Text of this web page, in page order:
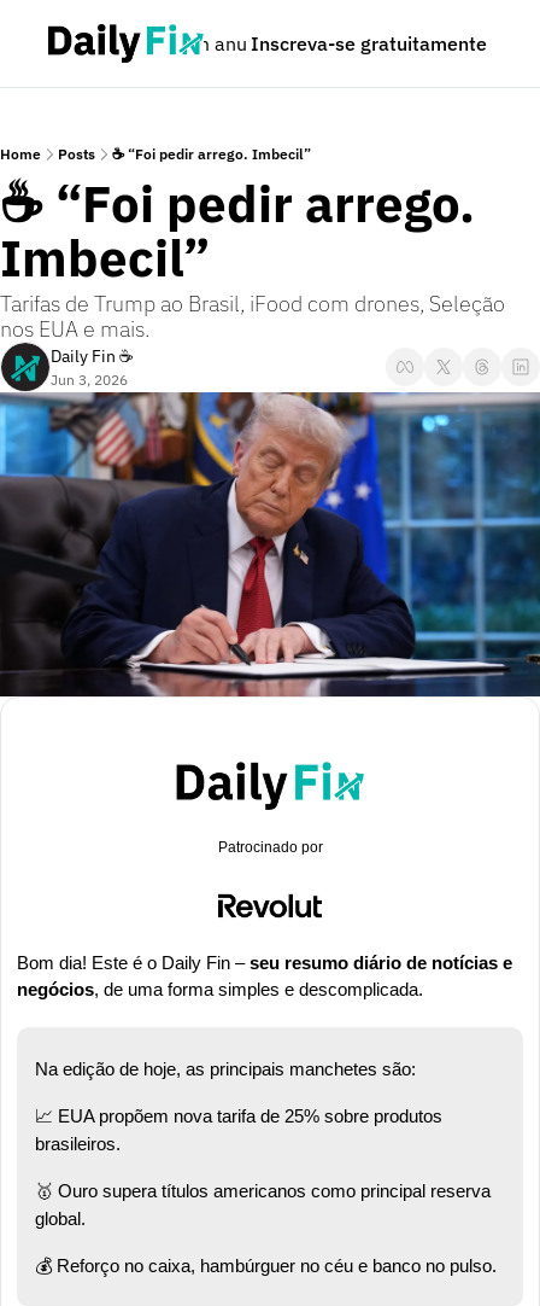
Podcast Seja um anunciante Dúvidas
Inscreva-se gratuitamente
Home Posts ☕ “Foi pedir arrego. Imbecil”
☕ “Foi pedir arrego.
Imbecil”
Tarifas de Trump ao Brasil, iFood com drones, Seleção
nos EUA e mais.
Daily Fin ☕
Jun 3, 2026
Patrocinado por
Bom dia! Este é o Daily Fin – seu resumo diário de notícias e
negócios, de uma forma simples e descomplicada.
Na edição de hoje, as principais manchetes são:
📈 EUA propõem nova tarifa de 25% sobre produtos
brasileiros.
🥇 Ouro supera títulos americanos como principal reserva
global.
💰 Reforço no caixa, hambúrguer no céu e banco no pulso.